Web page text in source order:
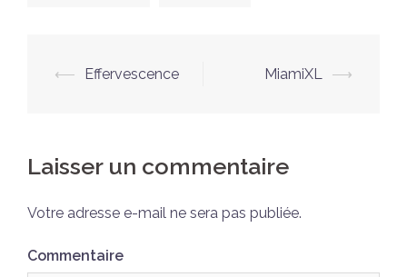
Navigation
⟵ Effervescence MiamiXL ⟶
Laisser un commentaire
Votre adresse e-mail ne sera pas publiée.
Commentaire